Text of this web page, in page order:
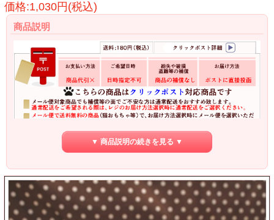
価格:1,030円(税込)
商品説明
▼ 商品説明の続きを見る ▼